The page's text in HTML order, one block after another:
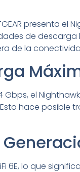
presenta el
de
de la
el
hace posible
6E, lo que